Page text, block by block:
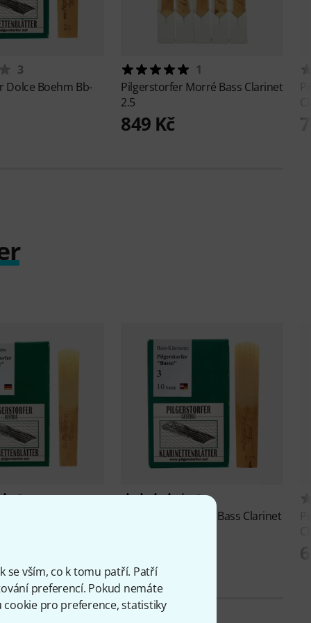
se vším, co k tomu patří. Patří
preferencí. Pokud nemáte
pro preference, statistiky
3
Dolce Boehm Bb-
1
Pilgerstorfer Morré Bass Clarinet
2.5
849 Kč
3
2
Basso Bass Clarinet